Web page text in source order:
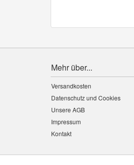
Mehr über...
Versandkosten
Datenschutz und Cookies
Unsere AGB
Impressum
Kontakt